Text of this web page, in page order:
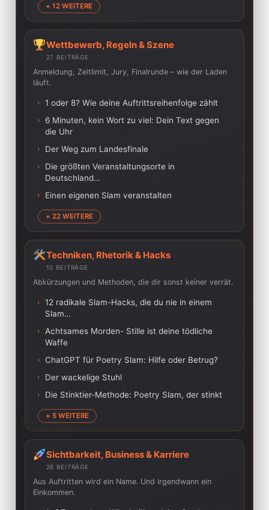
+ 12 WEITERE
Wettbewerb, Regeln & Szene
27 BEITRÄGE
Anmeldung, Zeitlimit, Jury, Finalrunde – wie der Laden
läuft.
› 1 oder 8? Wie deine Auftrittsreihenfolge zählt
›
6 Minuten, kein Wort zu viel: Dein Text gegen
die Uhr
› Der Weg zum Landesfinale
›
Die größten Veranstaltungsorte in
Deutschland…
› Einen eigenen Slam veranstalten
+ 22 WEITERE
Techniken, Rhetorik & Hacks
10 BEITRÄGE
Abkürzungen und Methoden, die dir sonst keiner verrät.
› 12 radikale Slam-Hacks, die du nie in einem
Slam…
› Achtsames Morden- Stille ist deine tödliche
Waffe
› ChatGPT für Poetry Slam: Hilfe oder Betrug?
› Der wackelige Stuhl
› Die Stinktier-Methode: Poetry Slam, der stinkt
+ 5 WEITERE
Sichtbarkeit, Business & Karriere
26 BEITRÄGE
Aus Auftritten wird ein Name. Und irgendwann ein
Einkommen.